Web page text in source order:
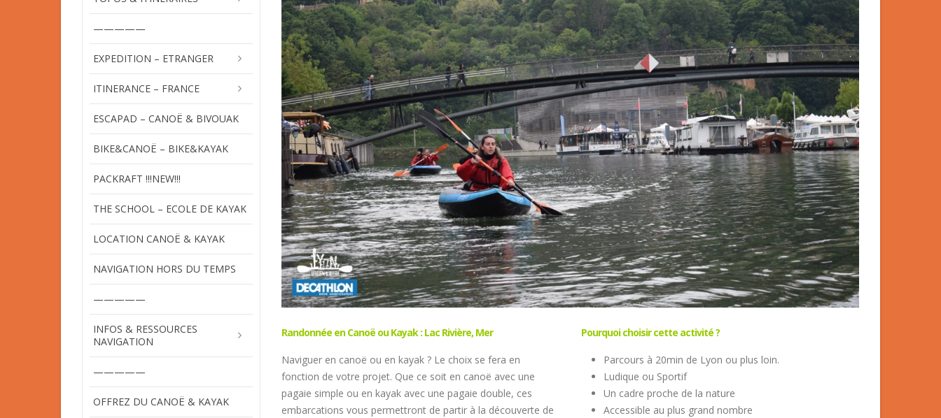
Randonnée en Canoë ou Kayak : Lac Rivière, Mer
Naviguer en canoë ou en kayak ? Le choix se fera en
fonction de votre projet. Que ce soit en canoë avec une
pagaie simple ou en kayak avec une pagaie double, ces
embarcations vous permettront de partir à la découverte de
Pourquoi choisir cette activité ?
Parcours à 20min de Lyon ou plus loin.
Ludique ou Sportif
Un cadre proche de la nature
Accessible au plus grand nombre
—————
EXPEDITION – ETRANGER
ITINERANCE – FRANCE
ESCAPAD – CANOË & BIVOUAK
BIKE&CANOË – BIKE&KAYAK
PACKRAFT !!!NEW!!!
THE SCHOOL – ECOLE DE KAYAK
LOCATION CANOË & KAYAK
NAVIGATION HORS DU TEMPS
—————
INFOS & RESSOURCES
NAVIGATION
—————
OFFREZ DU CANOË & KAYAK